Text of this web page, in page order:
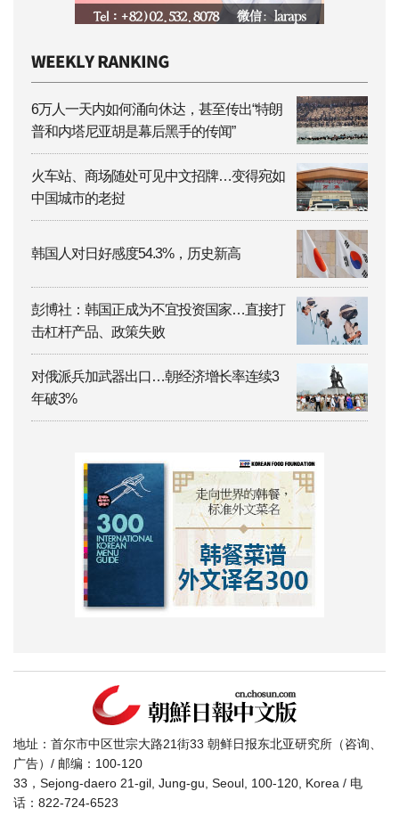
6万人一天内如何涌向休达，甚至传出“特朗
普和内塔尼亚胡是幕后黑手的传闻”
火车站、商场随处可见中文招牌…变得宛如
中国城市的老挝
韩国人对日好感度54.3%，历史新高
彭博社：韩国正成为不宜投资国家…直接打
击杠杆产品、政策失败
对俄派兵加武器出口…朝经济增长率连续3
年破3%
地址：首尔市中区世宗大路21街33 朝鲜日报东北亚研究所（咨询、
广告）/ 邮编：100-120
33，Sejong-daero 21-gil, Jung-gu, Seoul, 100-120, Korea / 电
话：822-724-6523